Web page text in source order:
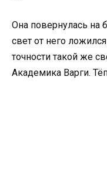
Она повернулась на
свет от него
точности такой же
Академика Варги.